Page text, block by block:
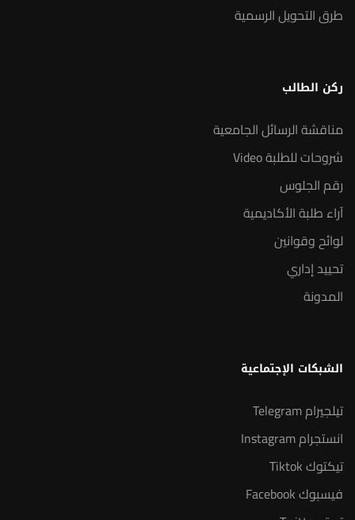
طرق التحويل الرسمية
ركن الطالب
مناقشة الرسائل الجامعية
شروحات للطلبة Video
رقم الجلوس
آراء طلبة الأكاديمية
لوائح وقوانين
تحييد إداري
المدونة
الشبكات الإجتماعية
تيلجيرام Telegram
انستجرام Instagram
تيكتوك Tiktok
فيسبوك Facebook